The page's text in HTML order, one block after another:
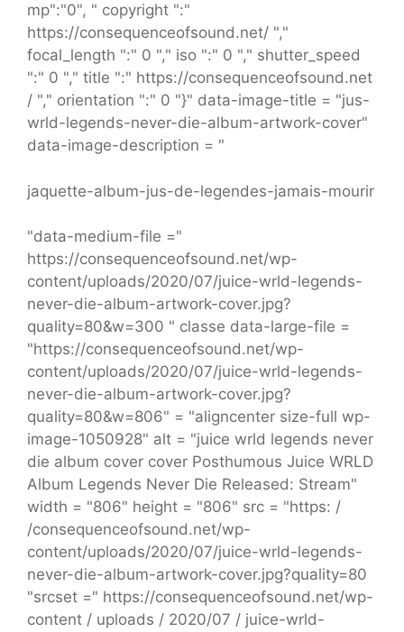
mp":"0", " copyright ":"
https://consequenceofsound.net/ ","
focal_length ":" 0 "," iso ":" 0 "," shutter_speed
":" 0 "," title ":" https://consequenceofsound.net
/ "," orientation ":" 0 "}" data-image-title = "jus-
wrld-legends-never-die-album-artwork-cover"
data-image-description = "
jaquette-album-jus-de-legendes-jamais-mourir
"data-medium-file ="
https://consequenceofsound.net/wp-
content/uploads/2020/07/juice-wrld-legends-
never-die-album-artwork-cover.jpg?
quality=80&w=300 " classe data-large-file =
"https://consequenceofsound.net/wp-
content/uploads/2020/07/juice-wrld-legends-
never-die-album-artwork-cover.jpg?
quality=80&w=806" = "aligncenter size-full wp-
image-1050928" alt = "juice wrld legends never
die album cover cover Posthumous Juice WRLD
Album Legends Never Die Released: Stream"
width = "806" height = "806" src = "https: /
/consequenceofsound.net/wp-
content/uploads/2020/07/juice-wrld-legends-
never-die-album-artwork-cover.jpg?quality=80
"srcset =" https://consequenceofsound.net/wp-
content / uploads / 2020/07 / juice-wrld-